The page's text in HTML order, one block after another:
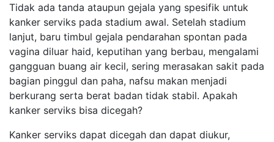
Tidak ada tanda ataupun gejala yang spesifik untuk
kanker serviks pada stadium awal. Setelah stadium
lanjut, baru timbul gejala pendarahan spontan pada
vagina diluar haid, keputihan yang berbau, mengalami
gangguan buang air kecil, sering merasakan sakit pada
bagian pinggul dan paha, nafsu makan menjadi
berkurang serta berat badan tidak stabil. Apakah
kanker serviks bisa dicegah?
Kanker serviks dapat dicegah dan dapat diukur,